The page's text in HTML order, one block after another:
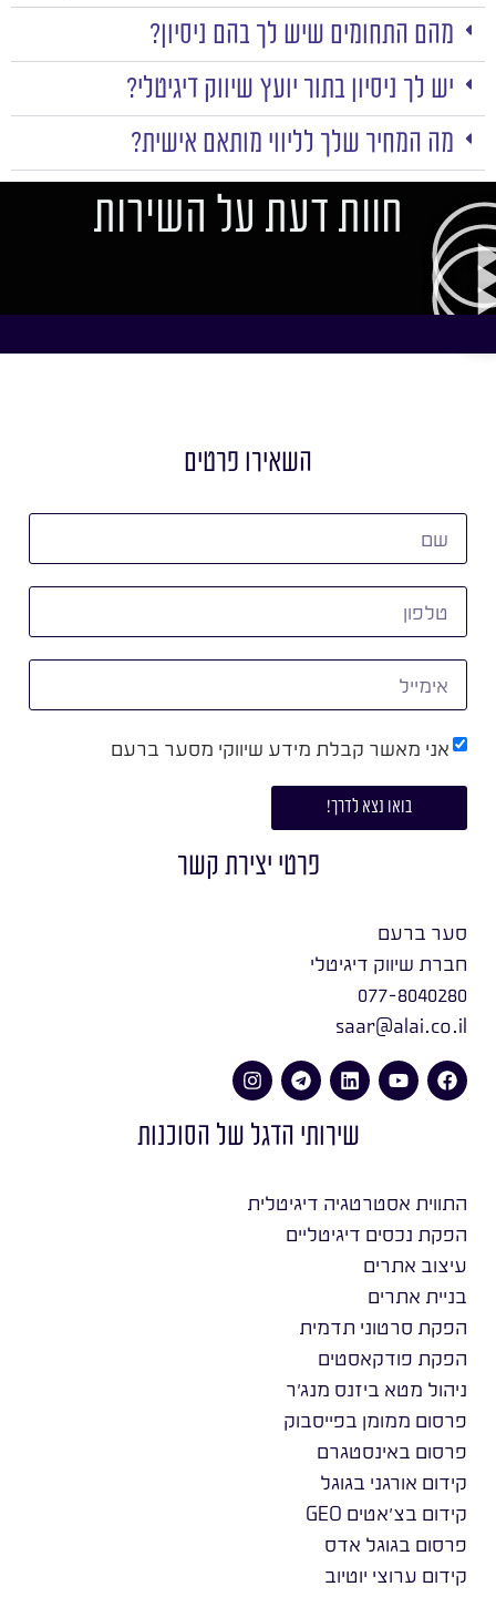
מהם התחומים שיש לך בהם ניסיון?
יש לך ניסיון בתור יועץ שיווק דיגיטלי?
מה המחיר שלך לליווי מותאם אישית?
חוות דעת על השירות
השאירו פרטים
אני מאשר קבלת מידע שיווקי מסער ברעם
בואו נצא לדרך!
פרטי יצירת קשר
סער ברעם
חברת שיווק דיגיטלי
077-8040280
saar@alai.co.il
שירותי הדגל של הסוכנות
התווית אסטרטגיה דיגיטלית
הפקת נכסים דיגיטליים
עיצוב אתרים
בניית אתרים
הפקת סרטוני תדמית
הפקת פודקאסטים
ניהול מטא ביזנס מנג׳ר
פרסום ממומן בפייסבוק
פרסום באינסטגרם
קידום אורגני בגוגל
קידום בצ׳אטים GEO
פרסום בגוגל אדס
קידום ערוצי יוטיוב